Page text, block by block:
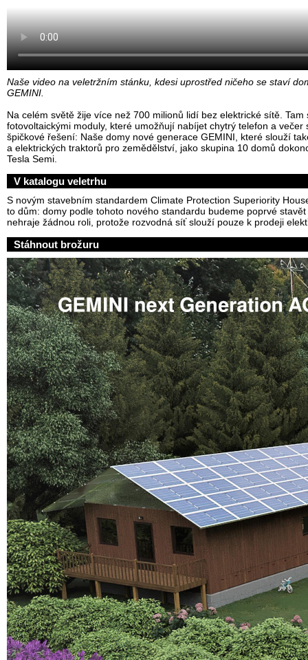
Naše video na veletržním stánku, kdesi uprostřed ničeho se staví
GEMINI.
Na celém světě žije více než 700 milionů lidí bez elektrické sítě. Tam
fotovoltaickými moduly, které umožňují nabíjet chytrý telefon a večer
špičkové řešení: Naše domy nové generace GEMINI, které slouží
a elektrických traktorů pro zemědělství, jako skupina 10 domů
Tesla Semi.
V katalogu veletrhu
S novým stavebním standardem Climate Protection Superiority
to dům: domy podle tohoto nového standardu budeme poprvé
nehraje žádnou roli, protože rozvodná síť slouží pouze k prodeji
Stáhnout brožuru